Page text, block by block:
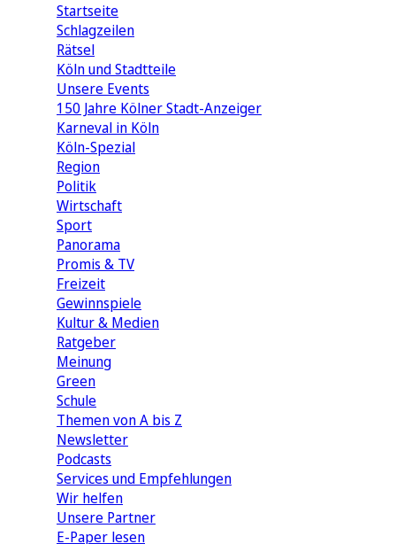
Startseite
Schlagzeilen
Rätsel
Köln und Stadtteile
Unsere Events
150 Jahre Kölner Stadt-Anzeiger
Karneval in Köln
Köln-Spezial
Region
Politik
Wirtschaft
Sport
Panorama
Promis & TV
Freizeit
Gewinnspiele
Kultur & Medien
Ratgeber
Meinung
Green
Schule
Themen von A bis Z
Newsletter
Podcasts
Services und Empfehlungen
Wir helfen
Unsere Partner
E-Paper lesen